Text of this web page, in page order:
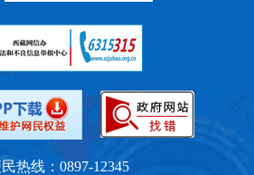
热线：0897-12345